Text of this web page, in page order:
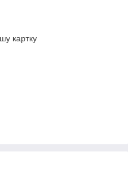
картку